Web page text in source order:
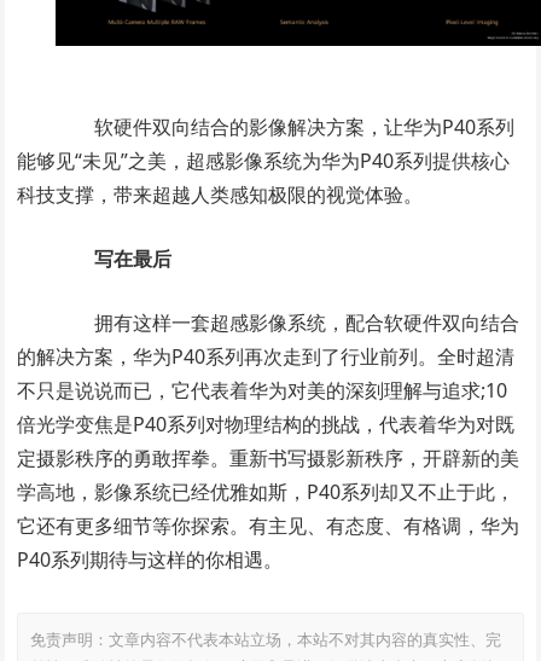
软硬件双向结合的影像解决方案，让华为P40系列
能够见“未见”之美，超感影像系统为华为P40系列提供核心
科技支撑，带来超越人类感知极限的视觉体验。
写在最后
拥有这样一套超感影像系统，配合软硬件双向结合
的解决方案，华为P40系列再次走到了行业前列。全时超清
不只是说说而已，它代表着华为对美的深刻理解与追求;10
倍光学变焦是P40系列对物理结构的挑战，代表着华为对既
定摄影秩序的勇敢挥拳。重新书写摄影新秩序，开辟新的美
学高地，影像系统已经优雅如斯，P40系列却又不止于此，
它还有更多细节等你探索。有主见、有态度、有格调，华为
P40系列期待与这样的你相遇。
免责声明：文章内容不代表本站立场，本站不对其内容的真实性、完